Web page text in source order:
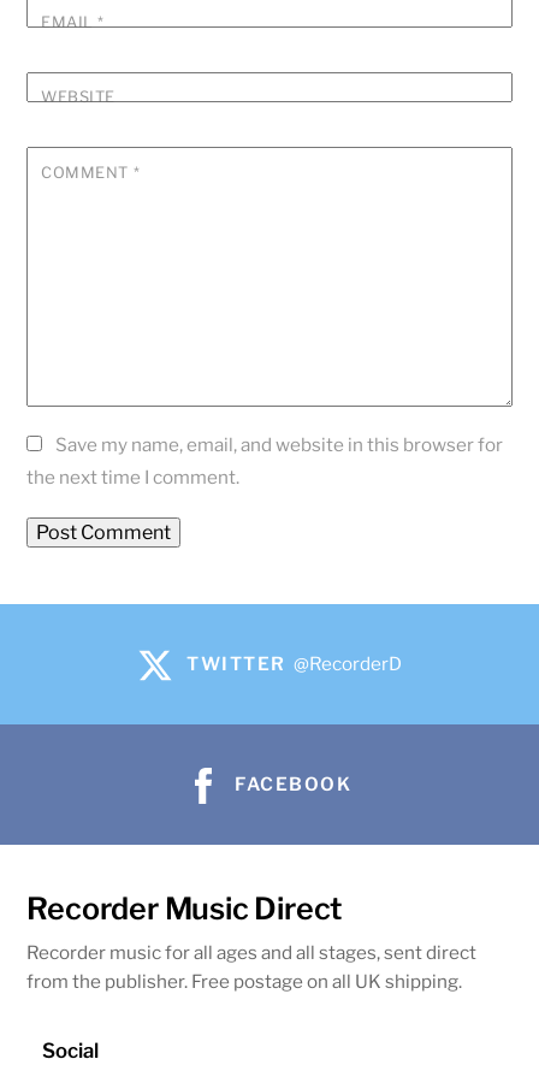
EMAIL*
WEBSITE
COMMENT *
Save my name, email, and website in this browser for
the next time I comment.
TWITTER @RecorderD
FACEBOOK
Recorder Music Direct
Recorder music for all ages and all stages, sent direct
from the publisher. Free postage on all UK shipping.
Social